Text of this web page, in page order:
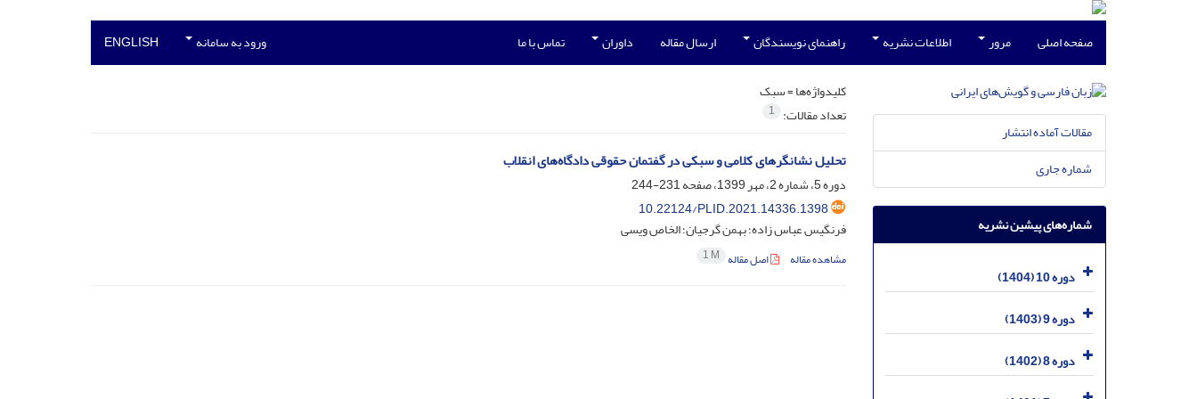
صفحه اصلی مرور اطلاعات نشریه راهنمای نویسندگان ارسال مقاله داوران تماس با ما ورود به سامانه ENGLISH
کلیدواژه‌ها =سبک
تعداد مقالات: 1
تحلیل نشانگرهای کلامی و سبکی در گفتمان حقوقی دادگاه‌های انقلاب
دوره 5، شماره 2، مهر 1399، صفحه
231-244
10.22124/PLID.2021.14336.1398
فرنگیس عباس زاده؛ بهمن گرجیان؛ الخاص ویسی
مشاهده مقاله اصل مقاله 1 M
مقالات آماده انتشار
شماره جاری
شماره‌های پیشین نشریه
دوره 10 (1404)
دوره 9 (1403)
دوره 8 (1402)